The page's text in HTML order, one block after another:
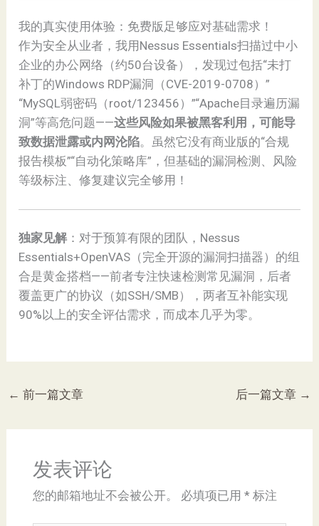
我的真实使用体验：免费版足够应对基础需求！
作为安全从业者，我用Nessus Essentials扫描过中小
企业的办公网络（约50台设备），发现过包括“未打
补丁的Windows RDP漏洞（CVE-2019-0708）”
“MySQL弱密码（root/123456）”“Apache目录遍历漏
洞”等高危问题——这些风险如果被黑客利用，可能导
致数据泄露或内网沦陷。虽然它没有商业版的“合规
报告模板”“自动化策略库”，但基础的漏洞检测、风险
等级标注、修复建议完全够用！
独家见解 ：对于预算有限的团队，Nessus
Essentials+OpenVAS（完全开源的漏洞扫描器）的组
合是黄金搭档——前者专注快速检测常见漏洞，后者
覆盖更广的协议（如SSH/SMB），两者互补能实现
90%以上的安全评估需求，而成本几乎为零。
← 前一篇文章 后一篇文章 →
发表评论
您的邮箱地址不会被公开。 必填项已用 * 标注